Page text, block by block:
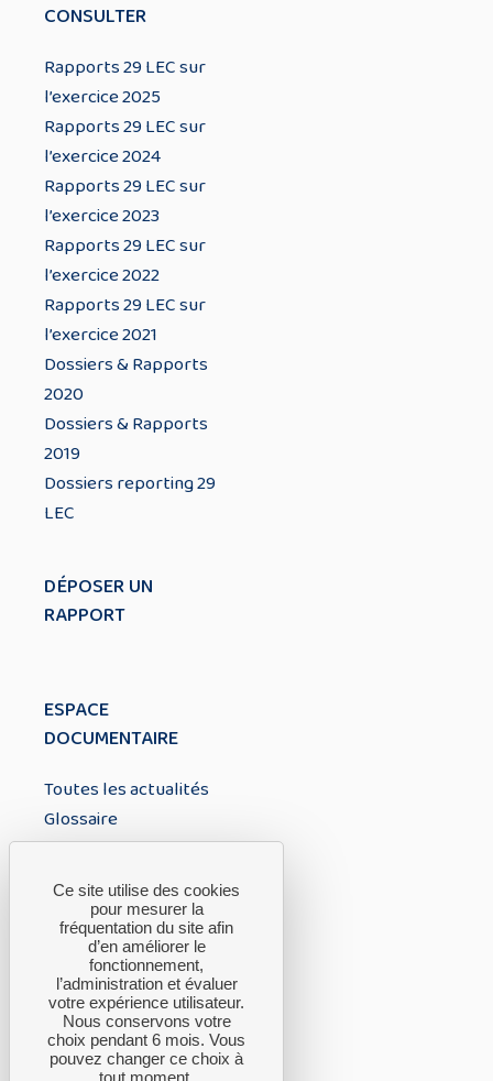
CONSULTER
Rapports 29 LEC sur
l’exercice 2025
Rapports 29 LEC sur
l’exercice 2024
Rapports 29 LEC sur
l’exercice 2023
Rapports 29 LEC sur
l’exercice 2022
Rapports 29 LEC sur
l’exercice 2021
Dossiers & Rapports
2020
Dossiers & Rapports
2019
Dossiers reporting 29
LEC
DÉPOSER UN
RAPPORT
ESPACE
DOCUMENTAIRE
Toutes les actualités
Glossaire
À PROPOS
A propos du CTH
FAQ
Nous contacter
Ce site utilise des cookies
pour mesurer la
fréquentation du site afin
d’en améliorer le
fonctionnement,
l’administration et évaluer
votre expérience utilisateur.
Nous conservons votre
choix pendant 6 mois. Vous
pouvez changer ce choix à
tout moment.